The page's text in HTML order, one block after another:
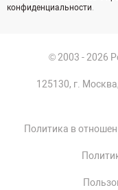
конфиденциальности.
© 2003 - 2026
125130, г.
Политика в